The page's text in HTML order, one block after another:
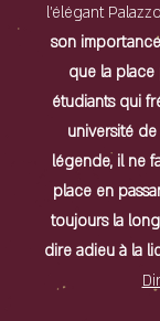
l'élégant
son
que la place
étudiants qui
université
légende, il ne
place en
toujours la
dire adieu à la